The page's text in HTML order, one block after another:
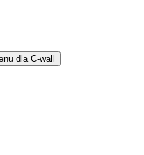
dla C-wall